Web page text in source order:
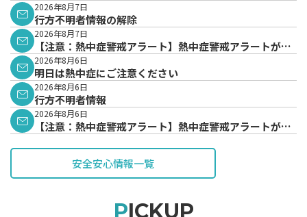
2026年8月7日
行方不明者情報の解除
2026年8月7日
【注意：熱中症警戒アラート】熱中症警戒アラートが発
表されています。
2026年8月6日
明日は熱中症にご注意ください
2026年8月6日
行方不明者情報
2026年8月6日
【注意：熱中症警戒アラート】熱中症警戒アラートが発
安全安心情報一覧
PICKUP